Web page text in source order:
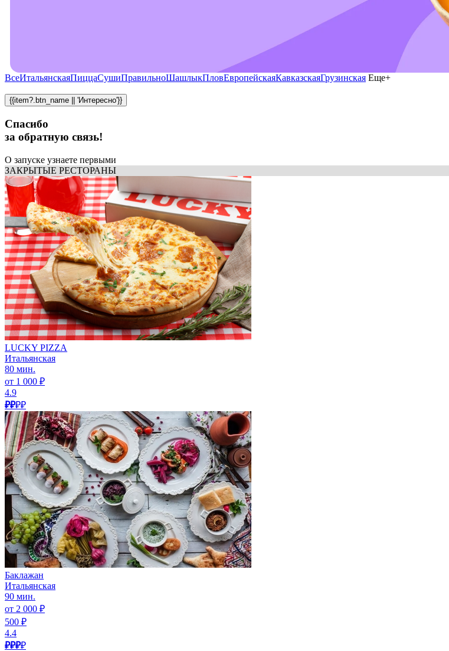
ВсеИтальянскаяПиццаСушиПравильноШашлыкПловЕвропейскаяКавказскаяГрузинская Еще+
{{item?.btn_name || 'Интересно'}}
Спасибо
за обратную связь!
О запуске узнаете первыми
ЗАКРЫТЫЕ РЕСТОРАНЫ
LUCKY PIZZA
Итальянская
80 мин.
от 1 000 ₽
4.9
₽₽₽₽
Баклажан
Итальянская
90 мин.
от 2 000 ₽
500 ₽
4.4
₽₽₽₽